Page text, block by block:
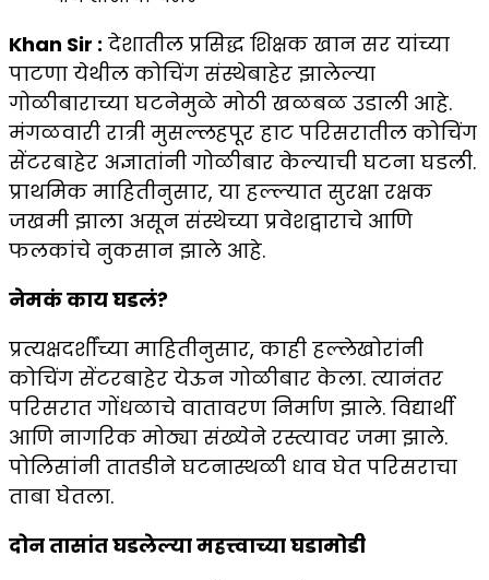
Khan Sir : देशातील प्रसिद्ध शिक्षक खान सर यांच्या
पाटणा येथील कोचिंग संस्थेबाहेर झालेल्या
गोळीबाराच्या घटनेमुळे मोठी खळबळ उडाली आहे.
मंगळवारी रात्री मुसल्लहपूर हाट परिसरातील कोचिंग
सेंटरबाहेर अज्ञातांनी गोळीबार केल्याची घटना घडली.
प्राथमिक माहितीनुसार, या हल्ल्यात सुरक्षा रक्षक
जखमी झाला असून संस्थेच्या प्रवेशद्वाराचे आणि
फलकांचे नुकसान झाले आहे.
नेमकं काय घडलं?
प्रत्यक्षदर्शींच्या माहितीनुसार, काही हल्लेखोरांनी
कोचिंग सेंटरबाहेर येऊन गोळीबार केला. त्यानंतर
परिसरात गोंधळाचे वातावरण निर्माण झाले. विद्यार्थी
आणि नागरिक मोठ्या संख्येने रस्त्यावर जमा झाले.
पोलिसांनी तातडीने घटनास्थळी धाव घेत परिसराचा
ताबा घेतला.
दोन तासांत घडलेल्या महत्त्वाच्या घडामोडी